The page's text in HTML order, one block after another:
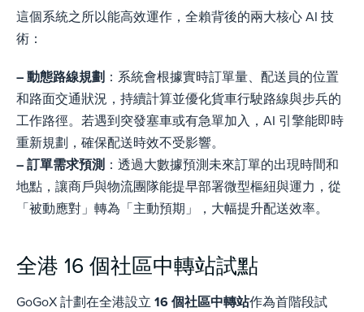
這個系統之所以能高效運作，全賴背後的兩大核心 AI 技
術：
– 動態路線規劃 ：系統會根據實時訂單量、配送員的位置
和路面交通狀況，持續計算並優化貨車行駛路線與步兵的
工作路徑。若遇到突發塞車或有急單加入，AI 引擎能即時
重新規劃，確保配送時效不受影響。
– 訂單需求預測 ：透過大數據預測未來訂單的出現時間和
地點，讓商戶與物流團隊能提早部署微型樞紐與運力，從
「被動應對」轉為「主動預期」，大幅提升配送效率。
全港 16 個社區中轉站試點
GoGoX 計劃在全港設立16 個社區中轉站作為首階段試